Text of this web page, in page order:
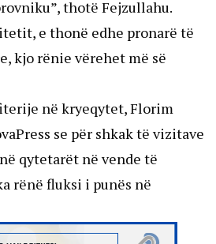
thotë Fejzullahu.
e thonë edhe pronarë të
kjo rënie vërehet më së
në kryeqytet, Florim
se për shkak të vizitave
qytetarët në vende të
rënë fluksi i punës në